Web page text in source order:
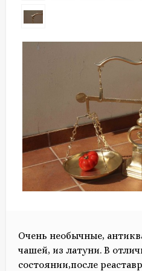
Очень необычные,
чашей, из латуни. В
состоянии,после